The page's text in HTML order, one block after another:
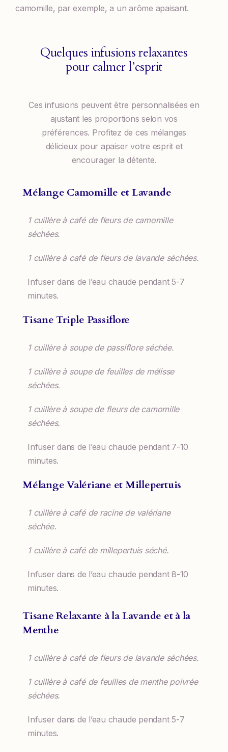
camomille, par exemple, a un arôme apaisant.
Quelques infusions relaxantes
pour calmer l’esprit
Ces infusions peuvent être personnalisées en
ajustant les proportions selon vos
préférences. Profitez de ces mélanges
délicieux pour apaiser votre esprit et
encourager la détente.
Mélange Camomille et Lavande
1 cuillère à café de fleurs de camomille
séchées.
1 cuillère à café de fleurs de lavande séchées.
Infuser dans de l’eau chaude pendant 5-7
minutes.
Tisane Triple Passiflore
1 cuillère à soupe de passiflore séchée.
1 cuillère à soupe de feuilles de mélisse
séchées.
1 cuillère à soupe de fleurs de camomille
séchées.
Infuser dans de l’eau chaude pendant 7-10
minutes.
Mélange Valériane et Millepertuis
1 cuillère à café de racine de valériane
séchée.
1 cuillère à café de millepertuis séché.
Infuser dans de l’eau chaude pendant 8-10
minutes.
Tisane Relaxante à la Lavande et à la
Menthe
1 cuillère à café de fleurs de lavande séchées.
1 cuillère à café de feuilles de menthe poivrée
séchées.
Infuser dans de l’eau chaude pendant 5-7
minutes.